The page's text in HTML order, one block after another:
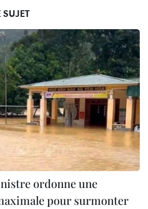
SUJET
ordonne une
pour surmonter